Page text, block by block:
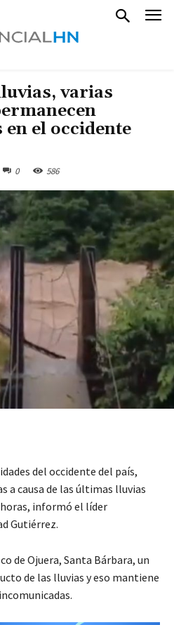
varias
el occidente
0 586
del occidente del país,
a causa de las últimas lluvias
informó el líder
Gutiérrez.
de Ojuera, Santa Bárbara, un
de las lluvias y eso mantiene